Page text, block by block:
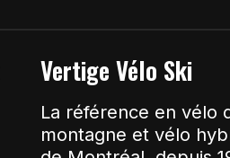
Vertige Vélo Ski
La référence en vélo
montagne et vélo